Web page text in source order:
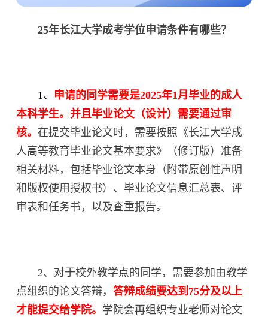
25年长江大学成考学位申请条件有哪些？
1、 申请的同学需要是2025年1月毕业的成人
本科学生。并且毕业论文（设计）需要通过审
核。在提交毕业论文时，需要按照《长江大学成
人高等教育毕业论文基本要求》（修订版）准备
相关材料，包括毕业论文本身（附带原创性声明
和版权使用授权书）、毕业论文信息汇总表、评
审表和任务书，以及查重报告。
2、对于校外教学点的同学，需要参加由教学
点组织的论文答辩，答辩成绩要达到75分及以上
才能提交给学院。 学院会再组织专业老师对论文